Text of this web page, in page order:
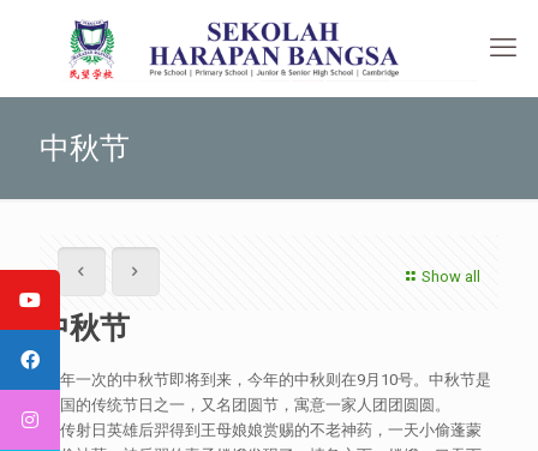
中秋节
Show all
中秋节
一年一次的中秋节即将到来，今年的中秋则在9月10号。中秋节是
中国的传统节日之一，又名团圆节，寓意一家人团团圆圆。
相传射日英雄后羿得到王母娘娘赏赐的不老神药，一天小偷蓬蒙